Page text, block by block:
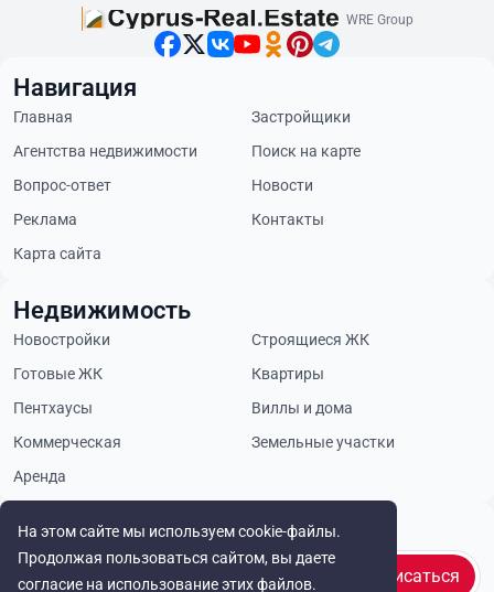
На этом сайте мы используем cookie-файлы.
Продолжая пользоваться сайтом, вы даете
согласие на использование этих файлов.
WRE Group
Будьте в курсе
Подписаться
Навигация
Главная
Застройщики
Агентства недвижимости
Поиск на карте
Вопрос-ответ
Новости
Реклама
Контакты
Карта сайта
Недвижимость
Новостройки
Строящиеся ЖК
Готовые ЖК
Квартиры
Пентхаусы
Виллы и дома
Коммерческая
Земельные участки
Аренда